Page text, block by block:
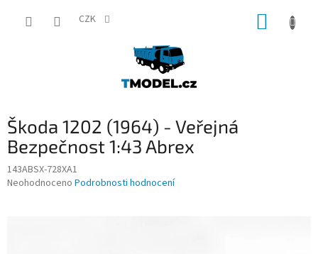
CZK
Škoda 1202 (1964) - Veřejná
Bezpečnost 1:43 Abrex
143ABSX-728XA1
Průměrné
Neohodnoceno Podrobnosti hodnocení